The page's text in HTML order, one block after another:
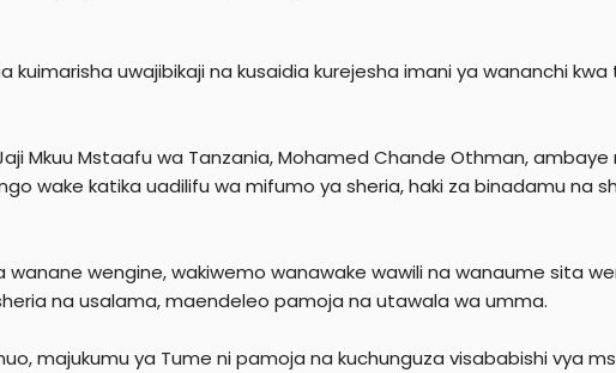
kuimarisha uwajibikaji na kusaidia kurejesha imani ya wananchi
Mkuu Mstaafu wa Tanzania, Mohamed Chande Othman,
wake katika uadilifu wa mifumo ya sheria, haki za binadamu na
wanane wengine, wakiwemo wanawake wawili na wanaume sita
na usalama, maendeleo pamoja na utawala wa umma.
majukumu ya Tume ni pamoja na kuchunguza visababishi vya